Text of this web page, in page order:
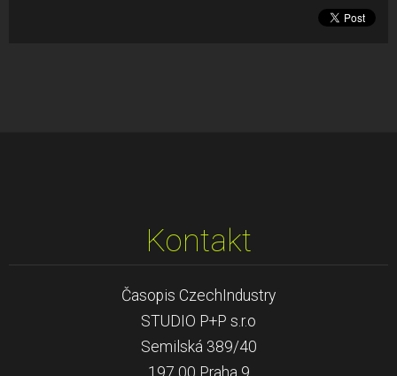
Kontakt
Časopis CzechIndustry
STUDIO P+P s.r.o
Semilská 389/40
197 00 Praha 9